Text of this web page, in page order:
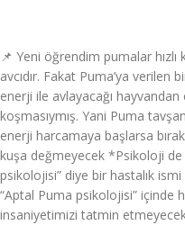
📌 Yeni öğrendim pumalar
avcıdır. Fakat Puma’ya verilen
enerji ile avlayacağı
koşmasıymış. Yani Puma
enerji harcamaya başlarsa
kuşa değmeyecek *Psikoloji de
psikolojisi” diye bir hastalık
“Aptal Puma psikolojisi” içinde
insaniyetimizi tatmin